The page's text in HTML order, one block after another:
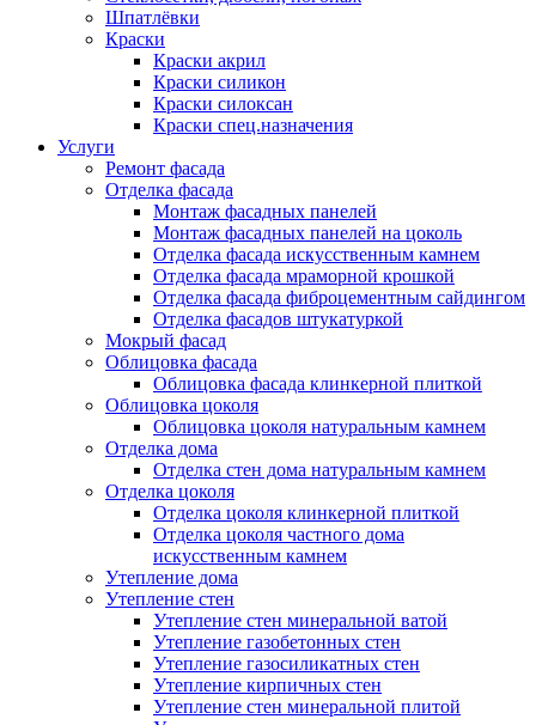
Шпатлёвки
Краски
Краски акрил
Краски силикон
Краски силоксан
Краски спец.назначения
Услуги
Ремонт фасада
Отделка фасада
Монтаж фасадных панелей
Монтаж фасадных панелей на цоколь
Отделка фасада искусственным камнем
Отделка фасада мраморной крошкой
Отделка фасада фиброцементным сайдингом
Отделка фасадов штукатуркой
Мокрый фасад
Облицовка фасада
Облицовка фасада клинкерной плиткой
Облицовка цоколя
Облицовка цоколя натуральным камнем
Отделка дома
Отделка стен дома натуральным камнем
Отделка цоколя
Отделка цоколя клинкерной плиткой
Отделка цоколя частного дома
искусственным камнем
Утепление дома
Утепление стен
Утепление стен минеральной ватой
Утепление газобетонных стен
Утепление газосиликатных стен
Утепление кирпичных стен
Утепление стен минеральной плитой